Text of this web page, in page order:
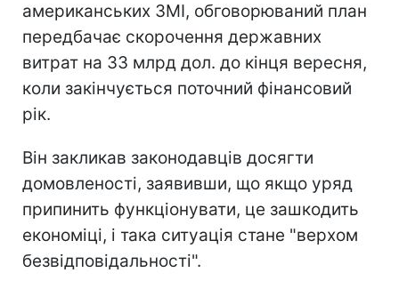
американських ЗМІ, обговорюваний план
передбачає скорочення державних
витрат на 33 млрд дол. до кінця вересня,
коли закінчується поточний фінансовий
рік.
Він закликав законодавців досягти
домовленості, заявивши, що якщо уряд
припинить функціонувати, це зашкодить
економіці, і така ситуація стане "верхом
безвідповідальності".